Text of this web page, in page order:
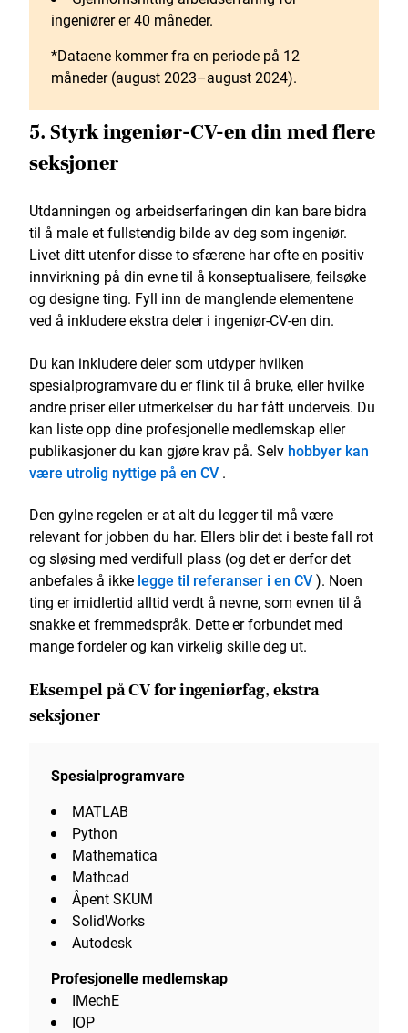
ingeniører er 40 måneder.
*Dataene kommer fra en periode på 12
måneder (august 2023–august 2024).
5. Styrk ingeniør-CV-en din med flere
seksjoner
Utdanningen og arbeidserfaringen din kan bare bidra
til å male et fullstendig bilde av deg som ingeniør.
Livet ditt utenfor disse to sfærene har ofte en positiv
innvirkning på din evne til å konseptualisere, feilsøke
og designe ting. Fyll inn de manglende elementene
ved å inkludere ekstra deler i ingeniør-CV-en din.
Du kan inkludere deler som utdyper hvilken
spesialprogramvare du er flink til å bruke, eller hvilke
andre priser eller utmerkelser du har fått underveis. Du
kan liste opp dine profesjonelle medlemskap eller
publikasjoner du kan gjøre krav på. Selv hobbyer kan
være utrolig nyttige på en CV .
Den gylne regelen er at alt du legger til må være
relevant for jobben du har. Ellers blir det i beste fall rot
og sløsing med verdifull plass (og det er derfor det
anbefales å ikke legge til referanser i en CV). Noen
ting er imidlertid alltid verdt å nevne, som evnen til å
snakke et fremmedspråk. Dette er forbundet med
mange fordeler og kan virkelig skille deg ut.
Eksempel på CV for ingeniørfag, ekstra
seksjoner
Spesialprogramvare
MATLAB
Python
Mathematica
Mathcad
Åpent SKUM
SolidWorks
Autodesk
Profesjonelle medlemskap
IMechE
IOP